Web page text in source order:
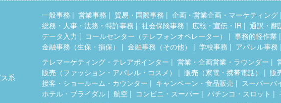
一般事務 営業事務 貿易・国際事務
企画・営業企画・マーケティング
総務・人事・法務・特許事務
社会保険事務 広報・宣伝・IR
通訳・翻
データ入力
コールセンター（テレフォンオペレーター）
事務的軽作業
金融事務（生保・損保）
金融事務（その他） 学校事務 アパレル事務
系
テレマーケティング・テレアポインター 営業・企画営業・ラウンダー
販売（ファッション・アパレル・コスメ）
販売（家電・携帯電話）
販
接客・ショールーム・カウンター
キャンペーン・食品販売
スーパーバ
ホテル・ブライダル
航空 コンビニ・スーパー パチンコ・スロット